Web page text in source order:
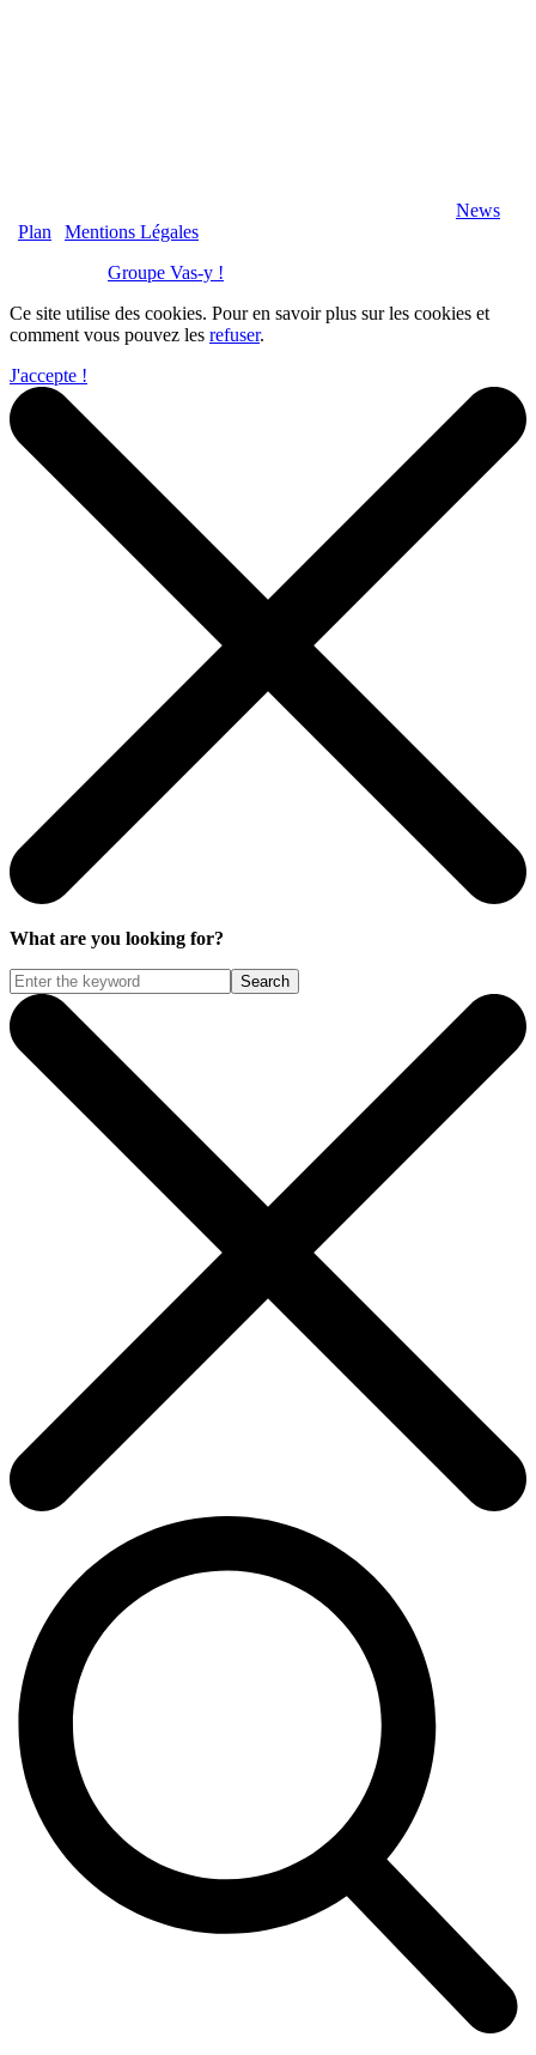
News
Plan
Mentions Légales
Groupe Vas-y !
Ce site utilise des cookies. Pour en savoir plus sur les cookies et
comment vous pouvez les refuser.
J'accepte !
What are you looking for?
Search